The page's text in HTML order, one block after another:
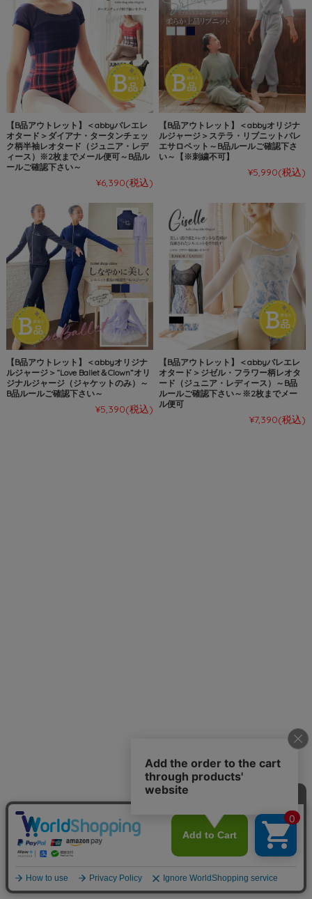
【B品アウトレット】＜abbyバレエレ
オタード＞ダイアナ・タータンチェッ
ク柄半袖レオタード（ジュニア・レデ
ィース）※2枚までメール便可～B品ル
ールご確認下さい～
¥6,390(税込)
【B品アウトレット】＜abbyオリジナ
ルジャージ＞ステラ・リブニットバレ
エサロペット～B品ルールご確認下さ
い～【※刺繍不可】
¥5,990(税込)
【B品アウトレット】＜abbyオリジナ
ルジャージ＞“Love Ballet＆Clown”オリ
ジナルジャージ（ジャケットのみ）～
B品ルールご確認下さい～
¥5,390(税込)
【B品アウトレット】＜abbyバレエレ
オタード＞ジゼル・フラワー柄レオタ
ード（ジュニア・レディース）～B品
ルールご確認下さい～※2枚までメー
ル便可
¥7,390(税込)